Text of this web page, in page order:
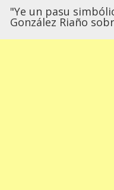
"Ye un pasu
González Riaño